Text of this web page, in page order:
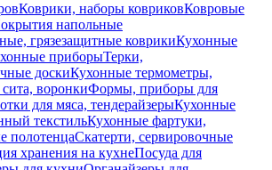
Коврики, наборы ковриковКовровые
напольные
грязезащитные коврикиКухонные
приборыТерки,
доскиКухонные термометры,
воронкиФормы, приборы для
для мяса, тендерайзерыКухонные
текстильКухонные фартуки,
полотенцаСкатерти, сервировочные
хранения на кухнеПосуда для